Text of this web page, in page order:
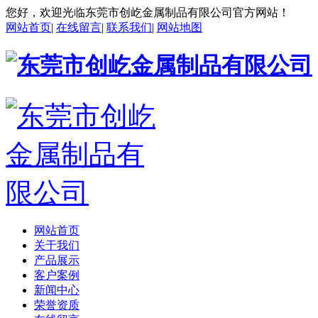
您好，欢迎光临东莞市创屹金属制品有限公司官方网站！
网站首页| 在线留言| 联系我们| 网站地图
网站首页
关于我们
产品展示
客户案例
新闻中心
荣誉资质